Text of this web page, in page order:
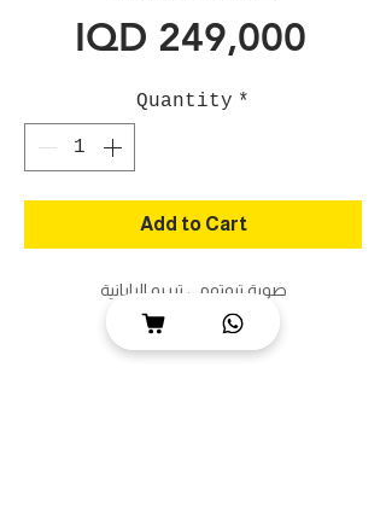
IQD 249,000Price
Quantity *
Add to Cart
صوبة تيوتومي تيربو اليابانية
حجم كبير
صناعة يابانية